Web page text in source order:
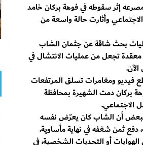
إثر سقوطه في فوهة بركان خامد
وأثارت حالة واسعة من
بحث شاقة عن جثمان الشاب
معقدة تجعل من عمليات الانتشال في
فيديو ومغامرات تسلق المرتفعات
بركان دمت الشهيرة بمحافظة
الاجتماعي.
البعض أن الشاب كان يعرّض نفسه
دفع ثمن شغفه في نهاية مأساوية.
أو التحديات الشخصية، في